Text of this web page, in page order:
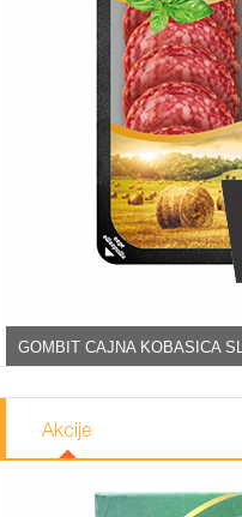
GOMBIT CAJNA KOBASICA
Akcije